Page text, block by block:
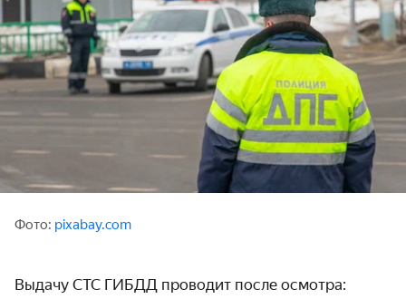
Фото: pixabay.com
Выдачу СТС ГИБДД проводит после осмотра: